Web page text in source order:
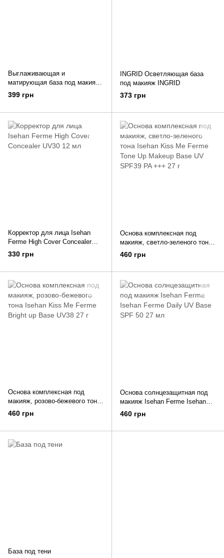
Выглаживающая и
матирующая база под макияж
INGRID
399 грн
INGRID Осветляющая база
под макияж INGRID
373 грн
Корректор для лица Isehan
Ferme High Cover Concealer
UV30 12 мл
330 грн
Основа комплексная под
макияж, светло-зеленого тона
Isehan Kiss Me Ferme Tone Up
Makeup Base UV SPF39 PA
460 грн
Основа комплексная под
макияж, розово-бежевого тона
Isehan Kiss Me Ferme Bright up
Base UV38 27 г
460 грн
Основа солнцезащитная под
макияж Isehan Ferme Isehan
Ferme Daily UV Base SPF 50 27
460 грн
База под тени